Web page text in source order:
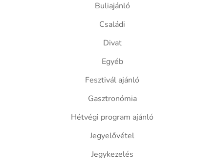
Buliajánló
Családi
Divat
Egyéb
Fesztivál ajánló
Gasztronómia
Hétvégi program ajánló
Jegyelővétel
Jegykezelés